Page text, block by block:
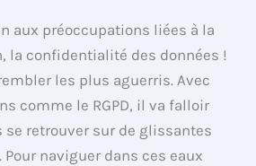
aux préoccupations liées à la
la confidentialité des données !
les plus aguerris. Avec
comme le RGPD, il va falloir
se retrouver sur de glissantes
naviguer dans ces eaux